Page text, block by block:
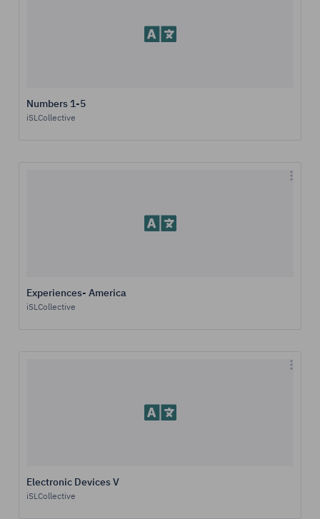
Numbers 1-5
iSLCollective
Experiences- America
iSLCollective
Electronic Devices V
iSLCollective